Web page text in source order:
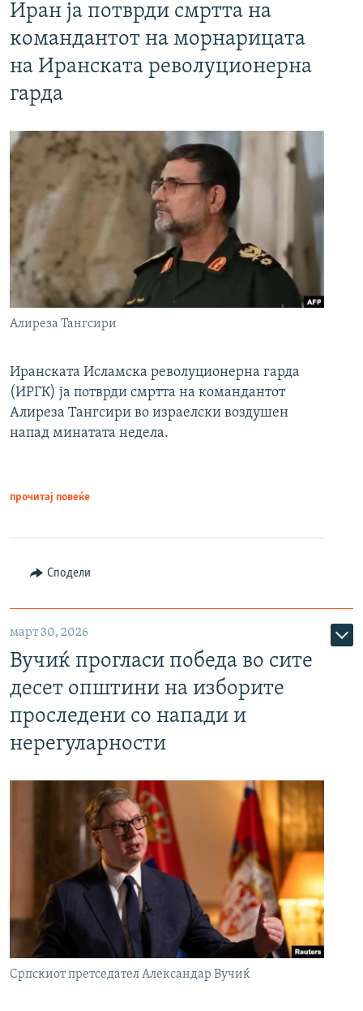
Иран ја потврди смртта на
командантот на морнарицата
на Иранската револуционерна
гарда
Алиреза Тангсири
Иранската Исламска револуционерна гарда
(ИРГК) ја потврди смртта на командантот
Алиреза Тангсири во израелски воздушен
напад минатата недела.
прочитај повеќе
Сподели
март 30, 2026
Вучиќ прогласи победа во сите
десет општини на изборите
проследени со напади и
нерегуларности
Српскиот претседател Александар Вучиќ